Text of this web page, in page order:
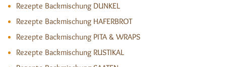
Rezepte Backmischung DUNKEL
Rezepte Backmischung HAFERBROT
Rezepte Backmischung PITA & WRAPS
Rezepte Backmischung RUSTIKAL